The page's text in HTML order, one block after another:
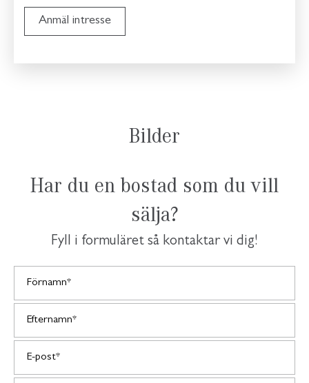
Anmäl intresse
Bilder
Har du en bostad som du vill
sälja?
Fyll i formuläret så kontaktar vi dig!